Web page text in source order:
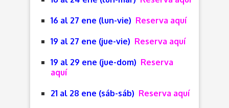
16 al 27 ene (lun-vie) Reserva aquí
19 al 27 ene (jue-vie) Reserva aquí
19 al 29 ene (jue-dom) Reserva
aquí
21 al 28 ene (sáb-sáb) Reserva aquí